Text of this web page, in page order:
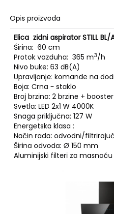
Opis proizvoda
Elica zidni aspirator STILL
Širina: 60 cm
Protok vazduha: 365 m3/h
Nivo buke: 63 dB(A)
Upravljanje: komande na
Boja: Crna - staklo
Broj brzina: 2 brzine + booster
Svetla: LED 2x1 W 4000K
Snaga priključna: 127 W
Energetska klasa :
Način rada: odvodni/
Širina odvoda: Ø 150 mm
Aluminijski filteri za masnoću